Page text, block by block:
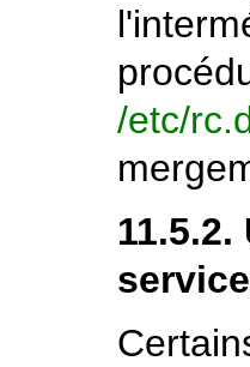
/etc/